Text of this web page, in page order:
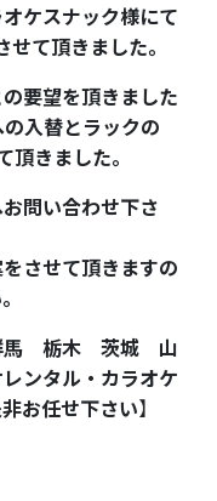
ケスナック様にて
て頂きました。
要望を頂きました
入替とラックの
きました。
問い合わせ下さ
させて頂きますの
馬 栃木 茨城 山
ンタル・カラオケ
お任せ下さい】